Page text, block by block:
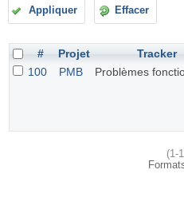
Appliquer Effacer
# Projet Tracker
100
PMB Problèmes
(1-